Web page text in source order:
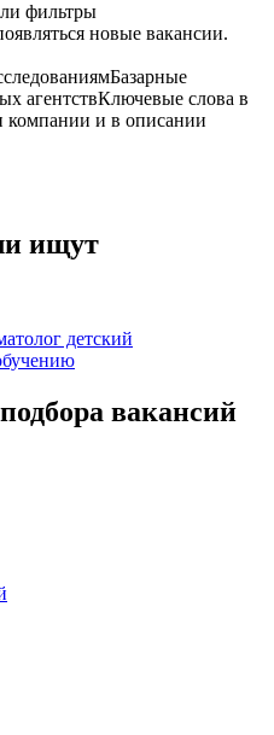
фильтры
новые вакансии.
Базарные
агентствКлючевые слова в
компании и в описании
ищут
детский
вакансий